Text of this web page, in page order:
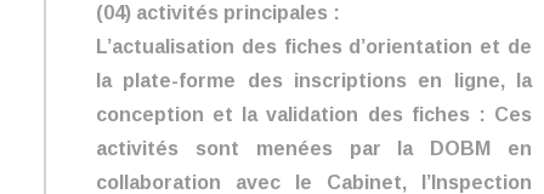
(04) activités principales :
L’actualisation des fiches d’orientation et de
la plate-forme des inscriptions en ligne, la
conception et la validation des fiches : Ces
activités sont menées par la DOBM en
collaboration avec le Cabinet, l’Inspection